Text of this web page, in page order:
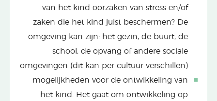
van het kind oorzaken van stress en/of
zaken die het kind juist beschermen? De
omgeving kan zijn: het gezin, de buurt, de
school, de opvang of andere sociale
omgevingen (dit kan per cultuur verschillen)
mogelijkheden voor de ontwikkeling van
het kind. Het gaat om ontwikkeling op